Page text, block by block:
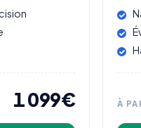
1 099€ À